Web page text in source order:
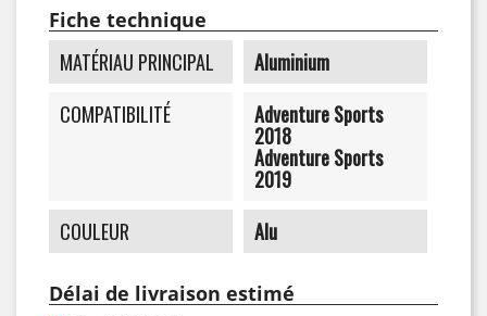
Fiche technique
MATÉRIAU PRINCIPAL
Aluminium
COMPATIBILITÉ
Adventure Sports
2018
Adventure Sports
2019
COULEUR
Alu
Délai de livraison estimé